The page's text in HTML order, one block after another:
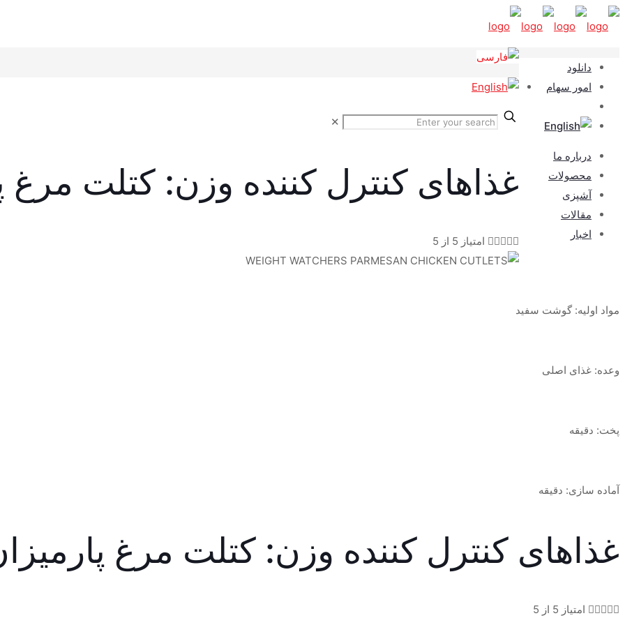
دانلود
امور سهام
درباره ما
محصولات
آشپزی
مقالات
اخبار
✕
غذاهای کنترل کننده وزن: کتلت مرغ
 امتیاز 5 از 5
مواد اولیه: گوشت سفید
وعده: غذای اصلی
پخت: دقیقه
آماده سازی: دقیقه
غذاهای کنترل کننده وزن: کتلت مرغ
 امتیاز 5 از 5